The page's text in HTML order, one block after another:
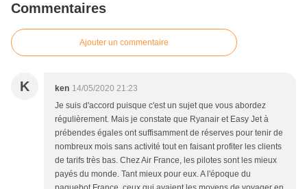
Commentaires
Ajouter un commentaire
K ken 14/05/2020 21:23
Je suis d'accord puisque c'est un sujet que vous abordez
régulièrement. Mais je constate que Ryanair et Easy Jet à
prébendes égales ont suffisamment de réserves pour tenir de
nombreux mois sans activité tout en faisant profiter les clients
de tarifs très bas. Chez Air France, les pilotes sont les mieux
payés du monde. Tant mieux pour eux. A l'époque du